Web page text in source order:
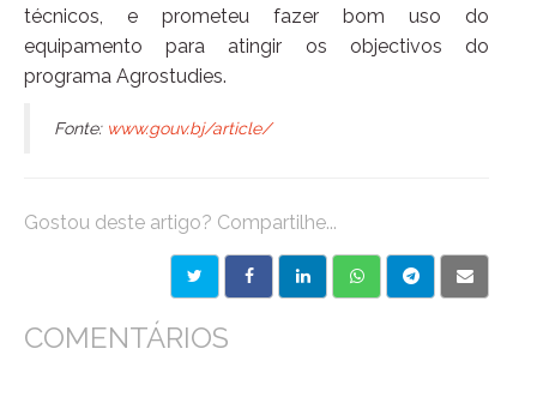
técnicos, e prometeu fazer bom uso do
equipamento para atingir os objectivos do
programa Agrostudies.
Fonte: www.gouv.bj/article/
Gostou deste artigo? Compartilhe...
COMENTÁRIOS